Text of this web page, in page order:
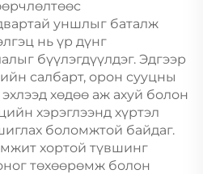
уншлыг баталж
нь үр дүнг
бүүлэгдүүлдэг. Эдгээр
салбарт, орон сууцны
хөдөө аж ахуй болон
хэрэглээнд хүртэл
боломжтой байдаг.
хортой түвшинг
төхөөрөмж болон